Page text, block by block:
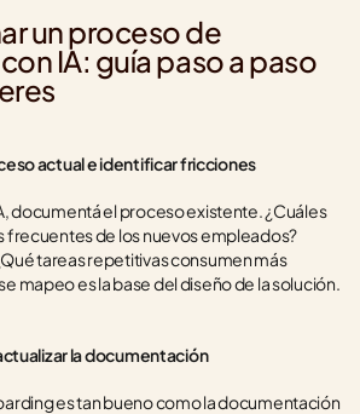
un proceso de
IA: guía paso a paso
actual e identificar fricciones
documentá el proceso existente. ¿Cuáles
frecuentes de los nuevos empleados?
tareas repetitivas consumen más
mapeo es la base del diseño de la solución.
la documentación
es tan bueno como la documentación